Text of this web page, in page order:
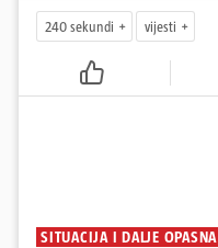
240 sekundi vijesti
SITUACIJA I DALJE OPASNA